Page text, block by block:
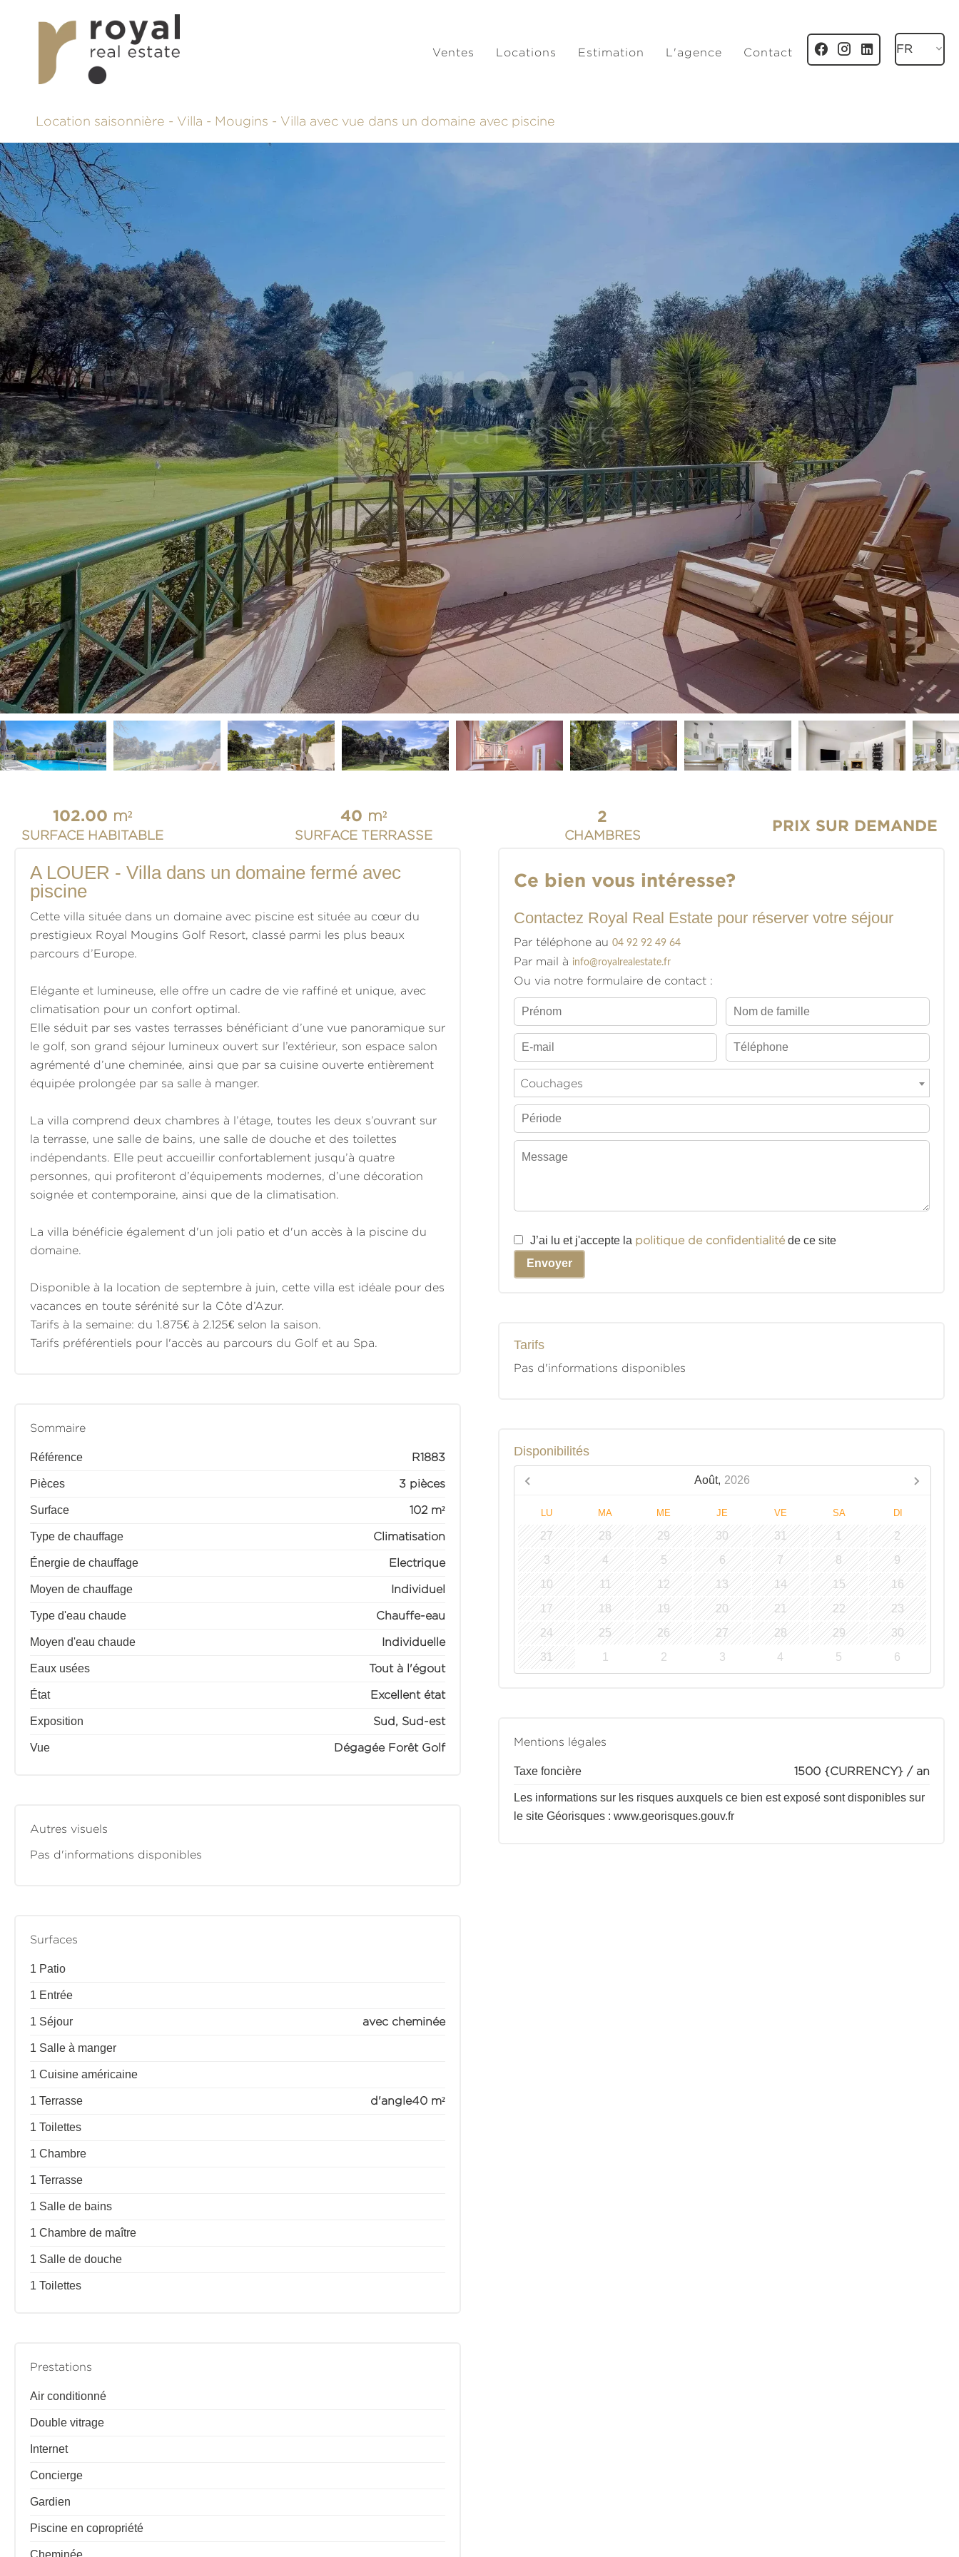
Ventes Locations Estimation L'agence Contact FR
Location saisonnière - Villa - Mougins - Villa avec vue dans un domaine avec piscine
102.00 m²
SURFACE HABITABLE
40 m²
SURFACE TERRASSE
2
CHAMBRES
PRIX SUR DEMANDE
A LOUER - Villa dans un domaine fermé avec
piscine
Cette villa située dans un domaine avec piscine est située au cœur du
prestigieux Royal Mougins Golf Resort, classé parmi les plus beaux
parcours d’Europe.
Elégante et lumineuse, elle offre un cadre de vie raffiné et unique, avec
climatisation pour un confort optimal.
Elle séduit par ses vastes terrasses bénéficiant d’une vue panoramique sur
le golf, son grand séjour lumineux ouvert sur l’extérieur, son espace salon
agrémenté d’une cheminée, ainsi que par sa cuisine ouverte entièrement
équipée prolongée par sa salle à manger.
La villa comprend deux chambres à l’étage, toutes les deux s’ouvrant sur
la terrasse, une salle de bains, une salle de douche et des toilettes
indépendants. Elle peut accueillir confortablement jusqu’à quatre
personnes, qui profiteront d’équipements modernes, d’une décoration
soignée et contemporaine, ainsi que de la climatisation.
La villa bénéficie également d'un joli patio et d'un accès à la piscine du
domaine.
Disponible à la location de septembre à juin, cette villa est idéale pour des
vacances en toute sérénité sur la Côte d’Azur.
Tarifs à la semaine: du 1.875€ à 2.125€ selon la saison.
Tarifs préférentiels pour l'accès au parcours du Golf et au Spa.
Sommaire
Référence R1883
Pièces 3 pièces
Surface 102 m²
Type de chauffage Climatisation
Énergie de chauffage Electrique
Moyen de chauffage Individuel
Type d'eau chaude Chauffe-eau
Moyen d'eau chaude Individuelle
Eaux usées Tout à l'égout
État Excellent état
Exposition Sud, Sud-est
Vue Dégagée Forêt Golf
Autres visuels
Pas d'informations disponibles
Surfaces
1 Patio
1 Entrée
1 Séjour avec cheminée
1 Salle à manger
1 Cuisine américaine
1 Terrasse 40 m²
d'angle
1 Toilettes
1 Chambre
1 Terrasse
1 Salle de bains
1 Chambre de maître
1 Salle de douche
1 Toilettes
Prestations
Air conditionné
Double vitrage
Internet
Concierge
Gardien
Piscine en copropriété
Cheminée
Ce bien vous intéresse?
Contactez Royal Real Estate pour réserver votre séjour
Par téléphone au 04 92 92 49 64
Par mail à info@royalrealestate.fr
Ou via notre formulaire de contact :
Couchages
J’ai lu et j'accepte la politique de confidentialitéde ce site
Envoyer
Tarifs
Pas d'informations disponibles
Disponibilités
Août, 2026
LU MA ME JE VE SA DI
27 28 29 30 31 1
2
3
4 5 6 7 8
9
10
11 12 13 14 15
16
17
18 19 20 21 22
23
24
25 26 27 28 29
30
31
1 2 3 4 5 6
Mentions légales
Taxe foncière 1500 {CURRENCY} / an
Les informations sur les risques auxquels ce bien est exposé sont disponibles sur
le site Géorisques : www.georisques.gouv.fr